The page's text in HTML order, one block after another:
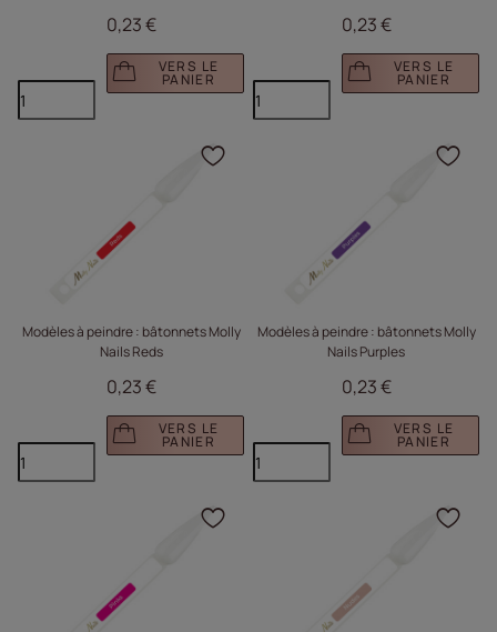
0,23 €
VERS LE
PANIER
0,23 €
VERS LE
PANIER
Modèles à peindre : bâtonnets Molly
Nails Reds
0,23 €
VERS LE
PANIER
Cliquez pour ajouter
Modèles à peindre : bâtonnets Molly
Nails Purples
0,23 €
VERS LE
PANIER
Cliquez pour ajouter